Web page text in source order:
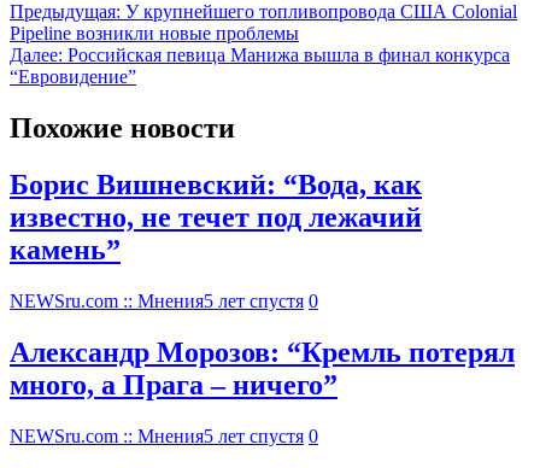
Предыдущая: У крупнейшего топливопровода США Colonial
Pipeline возникли новые проблемы
Далее: Российская певица Манижа вышла в финал конкурса
“Евровидение”
Похожие новости
Борис Вишневский: “Вода, как
известно, не течет под лежачий
камень”
NEWSru.com :: Мнения5 лет спустя 0
Александр Морозов: “Кремль потерял
много, а Прага – ничего”
NEWSru.com :: Мнения5 лет спустя 0